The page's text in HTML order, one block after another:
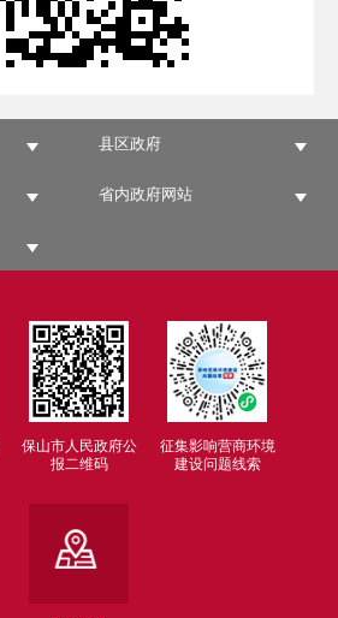
县区政府
省内政府网站
保山市人民政府公
报二维码
征集影响营商环境
建设问题线索